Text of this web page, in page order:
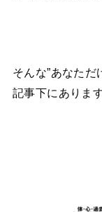
そんな”あなただ
記事下にあり